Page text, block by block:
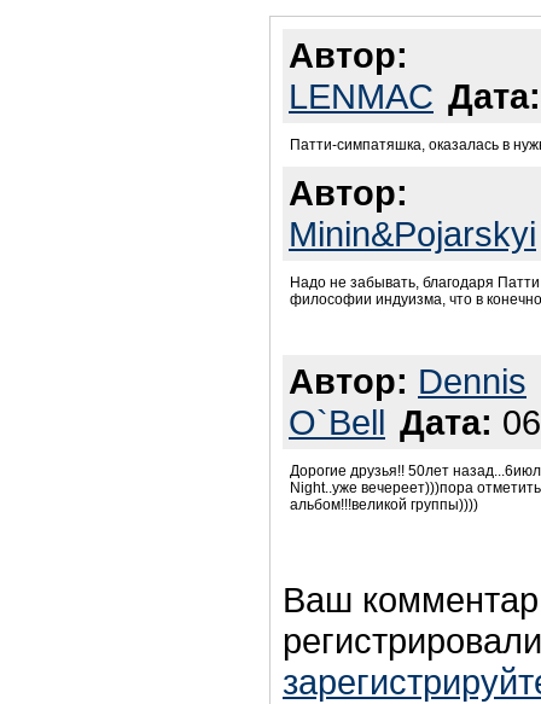
Автор:
LENMAC Дата:
Патти-симпатяшка, оказалась в
Автор:
Minin&Pojarskyi
Надо не забывать, благодаря
философии индуизма, что в
Автор: Dennis
O`Bell Дата:
Дорогие друзья!! 50лет
Night..уже вечереет)))пора
альбом!!!великой группы))))
Ваш